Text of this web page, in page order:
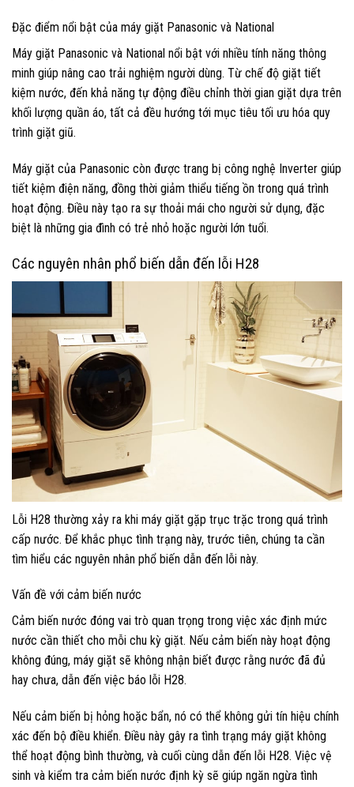
Đặc điểm nổi bật của máy giặt Panasonic và National
Máy giặt Panasonic và National nổi bật với nhiều tính năng thông
minh giúp nâng cao trải nghiệm người dùng. Từ chế độ giặt tiết
kiệm nước, đến khả năng tự động điều chỉnh thời gian giặt dựa trên
khối lượng quần áo, tất cả đều hướng tới mục tiêu tối ưu hóa quy
trình giặt giũ.
Máy giặt của Panasonic còn được trang bị công nghệ Inverter giúp
tiết kiệm điện năng, đồng thời giảm thiểu tiếng ồn trong quá trình
hoạt động. Điều này tạo ra sự thoải mái cho người sử dụng, đặc
biệt là những gia đình có trẻ nhỏ hoặc người lớn tuổi.
Các nguyên nhân phổ biến dẫn đến lỗi H28
Lỗi H28 thường xảy ra khi máy giặt gặp trục trặc trong quá trình
cấp nước. Để khắc phục tình trạng này, trước tiên, chúng ta cần
tìm hiểu các nguyên nhân phổ biến dẫn đến lỗi này.
Vấn đề với cảm biến nước
Cảm biến nước đóng vai trò quan trọng trong việc xác định mức
nước cần thiết cho mỗi chu kỳ giặt. Nếu cảm biến này hoạt động
không đúng, máy giặt sẽ không nhận biết được rằng nước đã đủ
hay chưa, dẫn đến việc báo lỗi H28.
Nếu cảm biến bị hỏng hoặc bẩn, nó có thể không gửi tín hiệu chính
xác đến bộ điều khiển. Điều này gây ra tình trạng máy giặt không
thể hoạt động bình thường, và cuối cùng dẫn đến lỗi H28. Việc vệ
sinh và kiểm tra cảm biến nước định kỳ sẽ giúp ngăn ngừa tình